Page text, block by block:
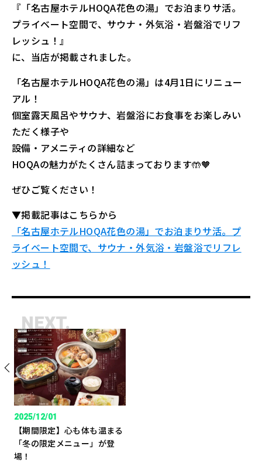
『「名古屋ホテルHOQA花色の湯」でお泊まりサ活。
プライベート空間で、サウナ​​・外気浴・岩盤浴でリフ
レッシュ！』
に、当店が掲載されました。
「名古屋ホテルHOQA花色の湯」は4月1日にリニュー
アル！
個室露天風呂やサウナ、岩盤浴にお食事をお楽しみい
ただく様子や
設備・アメニティの詳細など
HOQAの魅力がたくさん詰まっております🤲🧡
ぜひご覧ください！
▼掲載記事はこちらから
「名古屋ホテルHOQA花色の湯」でお泊まりサ活。プ
ライベート空間で、サウナ​​・外気浴・岩盤浴でリフレ
ッシュ！
NEXT.
2025/12/01
【期間限定】心も体も温まる
「冬の限定メニュー」が登
場！